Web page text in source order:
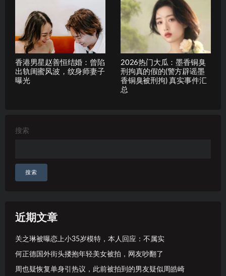
香港男星赵善恒结婚：曾陷
出轨闺蜜风波，纹身师妻子
曝光
2026热门大瓜：墨香铜臭
刑拘真的假的(警方辟谣墨
香铜臭被刑拘) 真实事件汇
总
搜索
搜索
近期文章
关之琳被曝恋上小35岁模特，本人回应：不属实
何正德国外街头搂抱年轻美女被拍，网友吵翻了
周也疑恢复单身引热议，此前被拍到的男友疑似周皓崎